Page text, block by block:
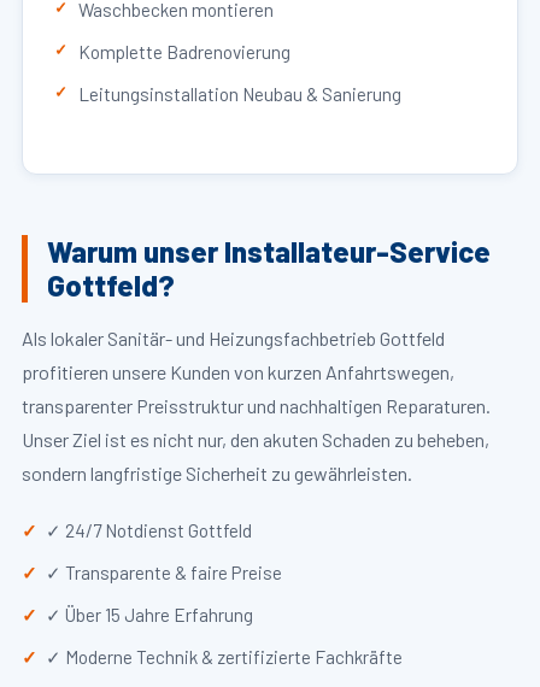
Waschbecken montieren
Komplette Badrenovierung
Leitungsinstallation Neubau & Sanierung
Warum unser Installateur-Service
Gottfeld?
Als lokaler Sanitär- und Heizungsfachbetrieb Gottfeld
profitieren unsere Kunden von kurzen Anfahrtswegen,
transparenter Preisstruktur und nachhaltigen Reparaturen.
Unser Ziel ist es nicht nur, den akuten Schaden zu beheben,
sondern langfristige Sicherheit zu gewährleisten.
✓ 24/7 Notdienst Gottfeld
✓ Transparente & faire Preise
✓ Über 15 Jahre Erfahrung
✓ Moderne Technik & zertifizierte Fachkräfte